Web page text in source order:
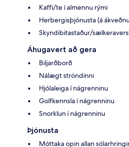
Kaffi/te í almennu rými
Herbergisþjónusta (á
Skyndibitastaður/
Áhugavert að gera
Biljarðborð
Nálægt ströndinni
Hjólaleiga í nágrenninu
Golfkennsla í nágrenninu
Snorklun í nágrenninu
Þjónusta
Móttaka opin allan